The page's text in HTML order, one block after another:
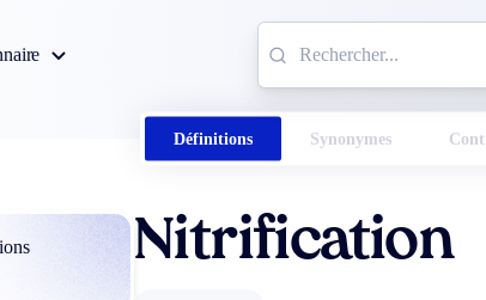
Définitions Synonymes
Nitrification